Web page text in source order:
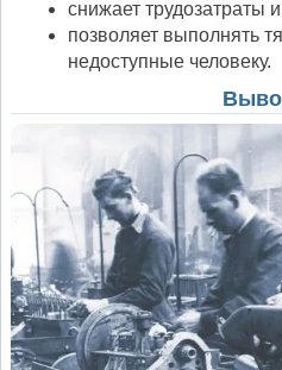
снижает трудозатраты
позволяет выполнять
недоступные человеку.